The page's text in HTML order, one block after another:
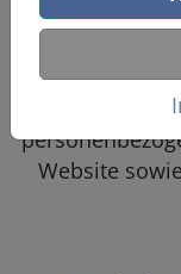
Diese
LoCaStatik
Website